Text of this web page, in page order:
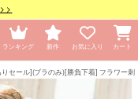
ランキング 新作 お気に入り カート
セール](ブラのみ)[勝負下着] フラワー